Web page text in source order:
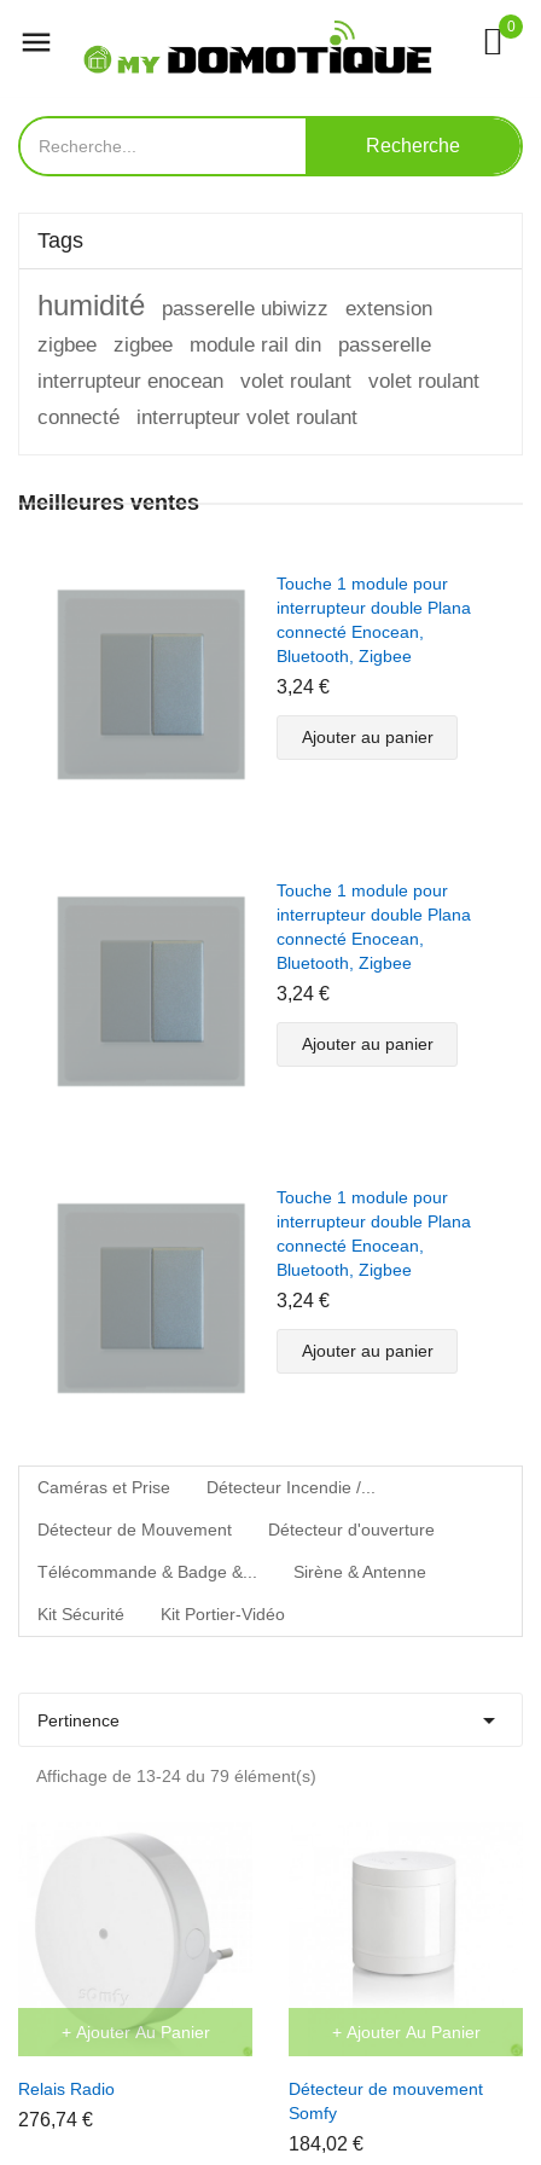
 0
Recherche
Tags
humidité passerelle ubiwizz
extension
zigbee
zigbee module rail din
passerelle
interrupteur enocean
volet roulant
volet roulant
connecté
interrupteur volet roulant
Meilleures ventes
Touche 1 module pour
interrupteur double Plana
connecté Enocean,
Bluetooth, Zigbee
3,24 €
Ajouter au panier
Touche 1 module pour
interrupteur double Plana
connecté Enocean,
Bluetooth, Zigbee
3,24 €
Ajouter au panier
Touche 1 module pour
interrupteur double Plana
connecté Enocean,
Bluetooth, Zigbee
3,24 €
Ajouter au panier
Caméras et Prise Détecteur Incendie /...
Détecteur de Mouvement Détecteur d'ouverture
Télécommande & Badge &... Sirène & Antenne
Kit Sécurité Kit Portier-Vidéo
Pertinence 
Affichage de 13-24 du 79 élément(s)
+ Ajouter Au Panier
Relais Radio
276,74 €
+ Ajouter Au Panier
Détecteur de mouvement
Somfy
184,02 €